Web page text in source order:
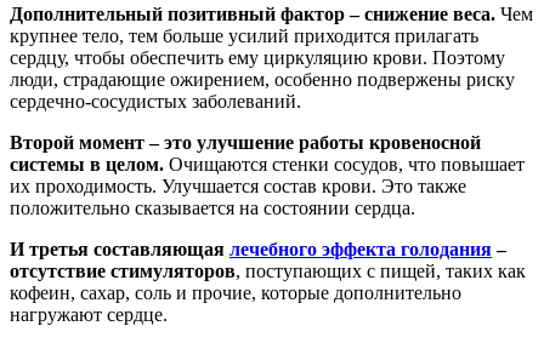
Дополнительный позитивный фактор – снижение веса. Чем
крупнее тело, тем больше усилий приходится прилагать
сердцу, чтобы обеспечить ему циркуляцию крови. Поэтому
люди, страдающие ожирением, особенно подвержены риску
сердечно-сосудистых заболеваний.
Второй момент – это улучшение работы кровеносной
системы в целом. Очищаются стенки сосудов, что повышает
их проходимость. Улучшается состав крови. Это также
положительно сказывается на состоянии сердца.
И третья составляющая лечебного эффекта голодания–
отсутствие стимуляторов, поступающих с пищей, таких как
кофеин, сахар, соль и прочие, которые дополнительно
нагружают сердце.